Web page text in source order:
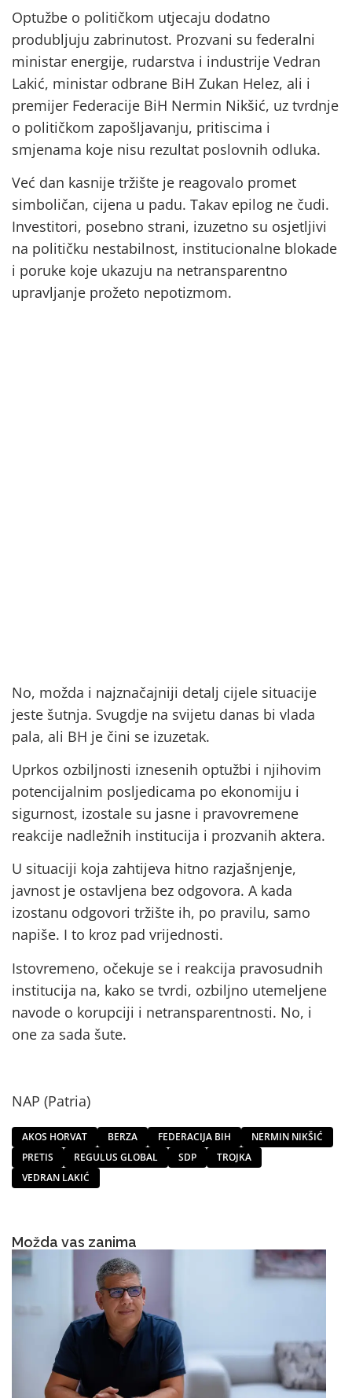
Optužbe o političkom utjecaju dodatno
produbljuju zabrinutost. Prozvani su federalni
ministar energije, rudarstva i industrije Vedran
Lakić, ministar odbrane BiH Zukan Helez, ali i
premijer Federacije BiH Nermin Nikšić, uz tvrdnje
o političkom zapošljavanju, pritiscima i
smjenama koje nisu rezultat poslovnih odluka.
Već dan kasnije tržište je reagovalo promet
simboličan, cijena u padu. Takav epilog ne čudi.
Investitori, posebno strani, izuzetno su osjetljivi
na političku nestabilnost, institucionalne blokade
i poruke koje ukazuju na netransparentno
upravljanje prožeto nepotizmom.
No, možda i najznačajniji detalj cijele situacije
jeste šutnja. Svugdje na svijetu danas bi vlada
pala, ali BH je čini se izuzetak.
Uprkos ozbiljnosti iznesenih optužbi i njihovim
potencijalnim posljedicama po ekonomiju i
sigurnost, izostale su jasne i pravovremene
reakcije nadležnih institucija i prozvanih aktera.
U situaciji koja zahtijeva hitno razjašnjenje,
javnost je ostavljena bez odgovora. A kada
izostanu odgovori tržište ih, po pravilu, samo
napiše. I to kroz pad vrijednosti.
Istovremeno, očekuje se i reakcija pravosudnih
institucija na, kako se tvrdi, ozbiljno utemeljene
navode o korupciji i netransparentnosti. No, i
one za sada šute.
NAP (Patria)
AKOS HORVAT BERZA FEDERACIJA BIH
NERMIN NIKŠIĆ
PRETIS
REGULUS GLOBAL SDP
TROJKA
VEDRAN LAKIĆ
Možda vas zanima